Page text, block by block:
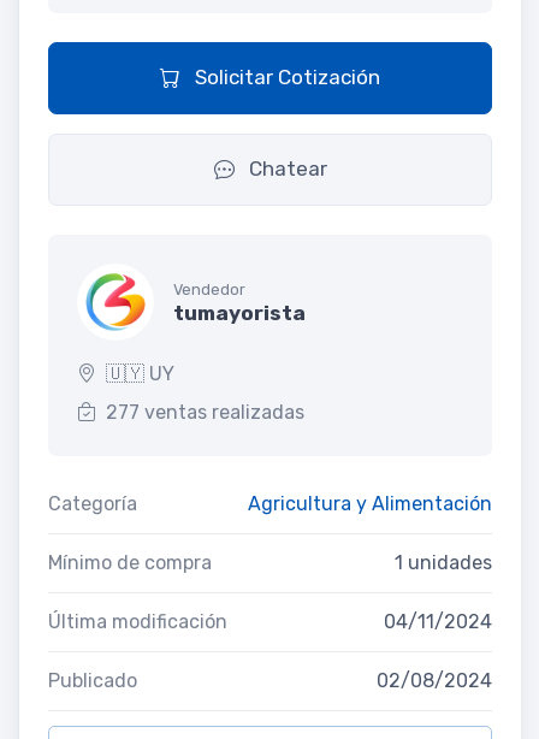
Solicitar Cotización
Chatear
Vendedor
tumayorista
🇺🇾 UY
277 ventas realizadas
Categoría Agricultura y Alimentación
Mínimo de compra 1 unidades
Última modificación 04/11/2024
Publicado 02/08/2024